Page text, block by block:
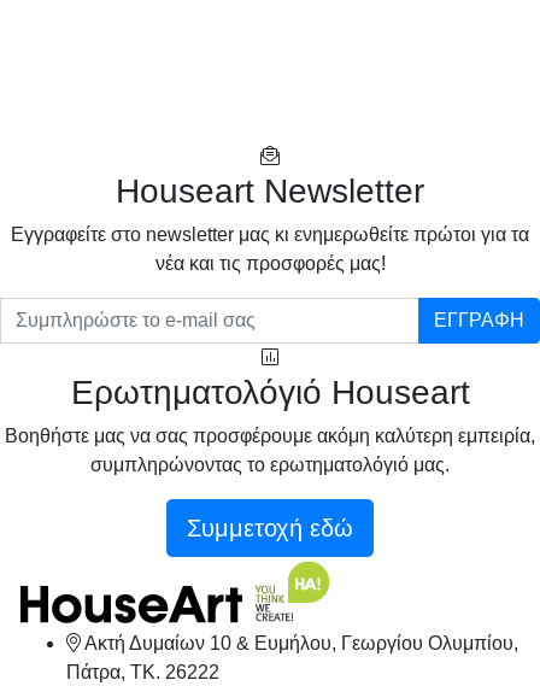
Houseart Newsletter
Eγγραφείτε στο newsletter μας κι ενημερωθείτε πρώτοι για τα
νέα και τις προσφορές μας!
ΕΓΓΡΑΦΗ
Ερωτηματολόγιό Houseart
Βοηθήστε μας να σας προσφέρουμε ακόμη καλύτερη εμπειρία,
συμπληρώνοντας το ερωτηματολόγιό μας.
Συμμετοχή εδώ
Ακτή Δυμαίων 10 & Ευμήλου, Γεωργίου Ολυμπίου,
Πάτρα, TK. 26222